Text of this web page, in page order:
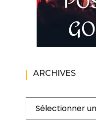
ARCHIVES
Archives